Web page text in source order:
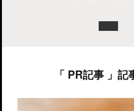
「 PR記事 」記